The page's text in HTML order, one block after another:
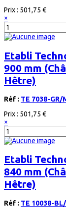
Prix : 501,75 €
×
Etabli
900 mm
Hêtre)
Réf : TE 7038-GR/
Prix : 501,75 €
×
Etabli
840 mm
Hêtre)
Réf : TE 10038-